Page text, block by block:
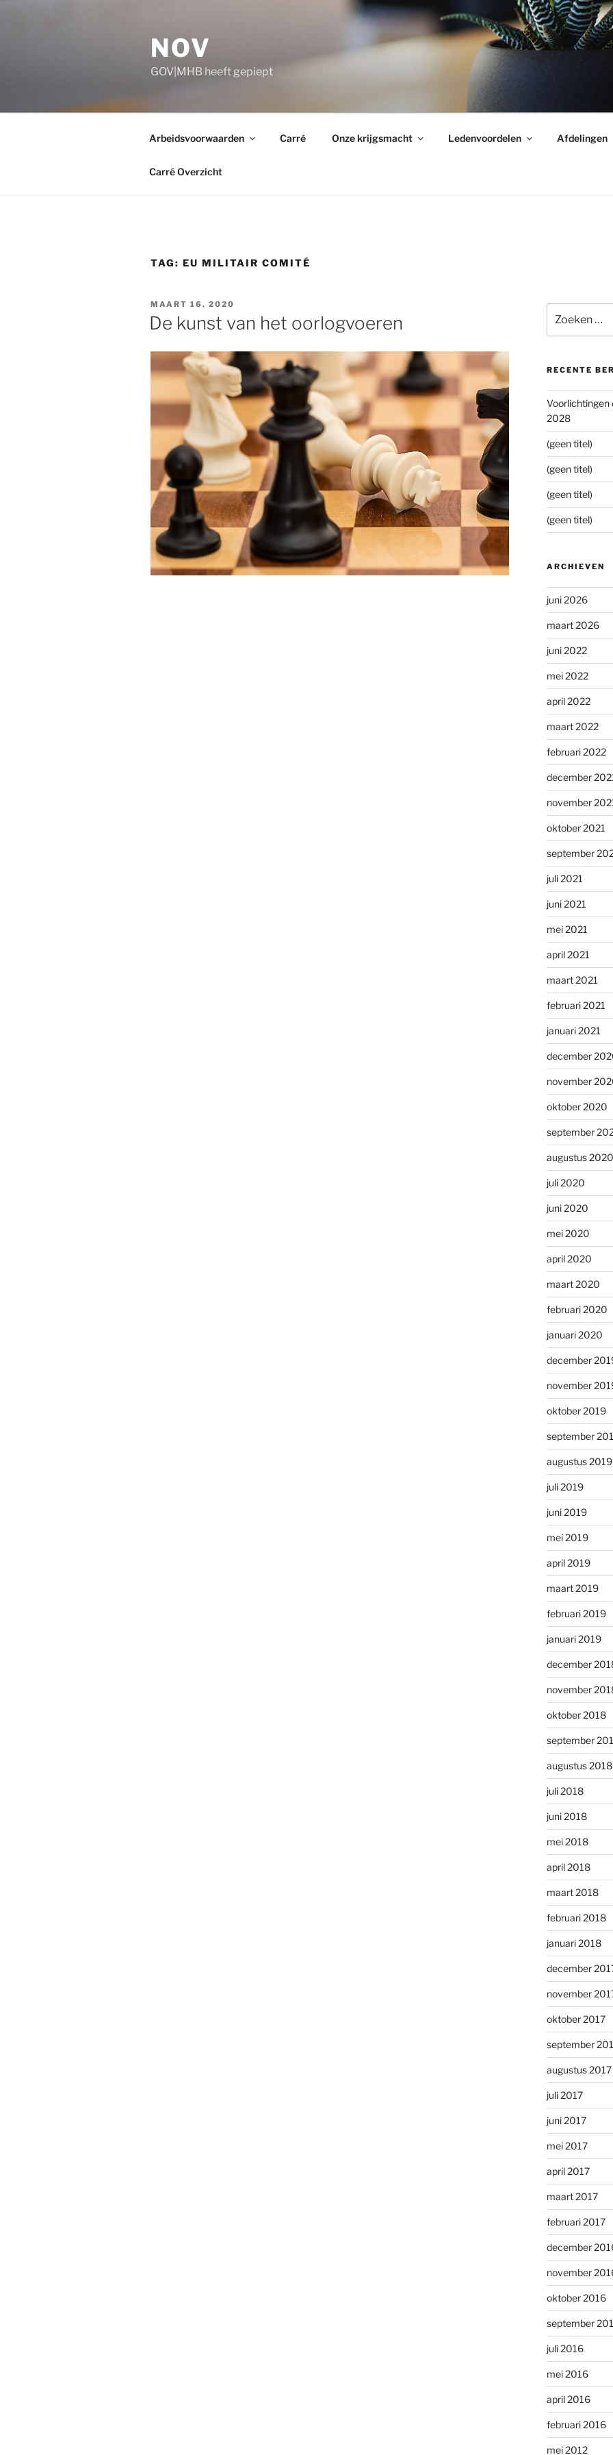
NOV
GOV|MHB heeft gepiept
Arbeidsvoorwaarden Carré Onze krijgsmacht Ledenvoordelen Afdelingen
Carré Overzicht
TAG: EU MILITAIR COMITÉ
GEPLAATST
OP
MAART 16, 2020
De kunst van het oorlogvoeren
naar:
RECENTE
Voorlichtingen
2028
(geen titel)
(geen titel)
(geen titel)
(geen titel)
ARCHIEVEN
juni 2026
maart 2026
juni 2022
mei 2022
april 2022
maart 2022
februari 2022
december
november
oktober 2021
september
juli 2021
juni 2021
mei 2021
april 2021
maart 2021
februari 2021
januari 2021
december
november
oktober 2020
september
augustus 2020
juli 2020
juni 2020
mei 2020
april 2020
maart 2020
februari 2020
januari 2020
december
november
oktober 2019
september
augustus 2019
juli 2019
juni 2019
mei 2019
april 2019
maart 2019
februari 2019
januari 2019
december
november
oktober 2018
september
augustus 2018
juli 2018
juni 2018
mei 2018
april 2018
maart 2018
februari 2018
januari 2018
december
november
oktober 2017
september
augustus 2017
juli 2017
juni 2017
mei 2017
april 2017
maart 2017
februari 2017
december
november
oktober 2016
september
juli 2016
mei 2016
april 2016
februari 2016
mei 2012